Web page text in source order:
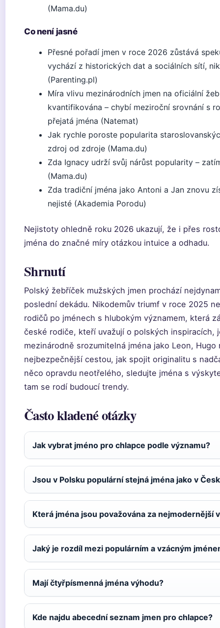
(Mama.du)
Co není jasné
Přesné pořadí jmen v roce 2026 zůstává
vychází z historických dat a sociálních sítí,
(Parenting.pl)
Míra vlivu mezinárodních jmen na oficiální
kvantifikována – chybí meziroční srovnání s
přejatá jména (Natemat)
Jak rychle poroste popularita
zdroj od zdroje (Mama.du)
Zda Ignacy udrží svůj nárůst popularity –
(Mama.du)
Zda tradiční jména jako Antoni a Jan znovu
nejisté (Akademia Porodu)
Nejistoty ohledně roku 2026 ukazují, že i přes
jména do značné míry otázkou intuice a odhadu.
Shrnutí
Polský žebříček mužských jmen prochází
poslední dekádu. Nikodemův triumf v roce 2025
rodičů po jménech s hlubokým významem, která
české rodiče, kteří uvažují o polských inspiracích,
mezinárodně srozumitelná jména jako Leon, Hugo
nejbezpečnější cestou, jak spojit originalitu s
něco opravdu neotřelého, sledujte jména s
tam se rodí budoucí trendy.
Často kladené otázky
Jak vybrat jméno pro chlapce podle významu?
Jsou v Polsku populární stejná jména jako v
Která jména jsou považována za nejmodernější
Jaký je rozdíl mezi populárním a vzácným
Mají čtyřpísmenná jména výhodu?
Kde najdu abecední seznam jmen pro chlapce?